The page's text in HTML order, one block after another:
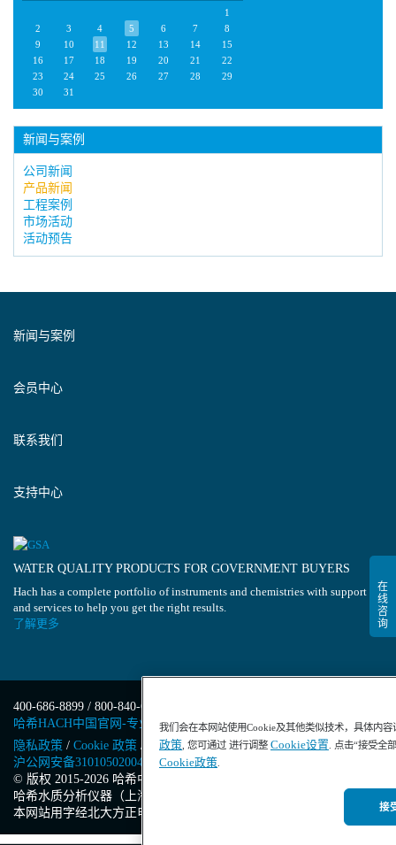
1
2
3 4 5 6 7
8
9
10 11 12 13 14
15
16
17 18 19 20 21
22
23
24 25 26 27 28
29
30
31
新闻与案例
公司新闻
产品新闻
工程案例
市场活动
活动预告
新闻与案例
会员中心
联系我们
支持中心
WATER QUALITY PRODUCTS FOR GOVERNMENT BUYERS
Hach has a complete portfolio of instruments and chemistries with support
and services to help you get the right results.
了解更多
400-686-8899 / 800-840-6026
哈希HACH中国官网-专业水质分析仪器
隐私政策 / Cookie 政策 / Cookie 设置/沪ICP备13034148号-4/
沪公网安备31010502004971号/沪(浦)应急管危经许[2023]201871
© 版权 2015-2026 哈希中国版权所有
哈希水质分析仪器（上海）有限公司
本网站用字经北大方正电子有限公司授权许可
我们会在本网站使用Cookie及其他类似技术，具体内
政策, 您可通过 进行调整 Cookie设置. 点击“接受全
Cookie政策.
接